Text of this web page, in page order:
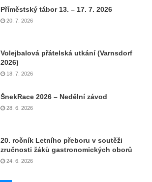
Příměstský tábor 13. – 17. 7. 2026
20. 7. 2026
Volejbalová přátelská utkání (Varnsdorf
2026)
18. 7. 2026
ŠnekRace 2026 – Nedělní závod
28. 6. 2026
20. ročník Letního přeboru v soutěži
zručnosti žáků gastronomických oborů
24. 6. 2026